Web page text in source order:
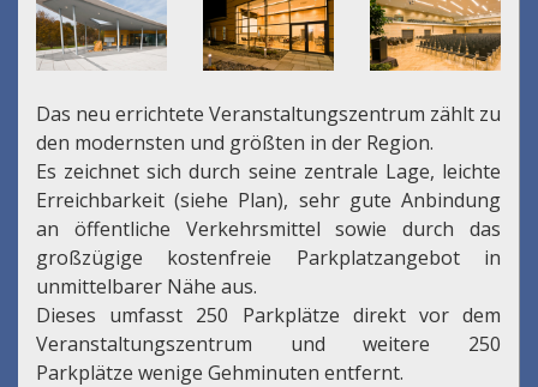
Das neu errichtete Veranstaltungszentrum zählt zu
den modernsten und größten in der Region.
Es zeichnet sich durch seine zentrale Lage, leichte
Erreichbarkeit (siehe Plan), sehr gute Anbindung
an öffentliche Verkehrsmittel sowie durch das
großzügige kostenfreie Parkplatzangebot in
unmittelbarer Nähe aus.
Dieses umfasst 250 Parkplätze direkt vor dem
Veranstaltungszentrum und weitere 250
Parkplätze wenige Gehminuten entfernt.